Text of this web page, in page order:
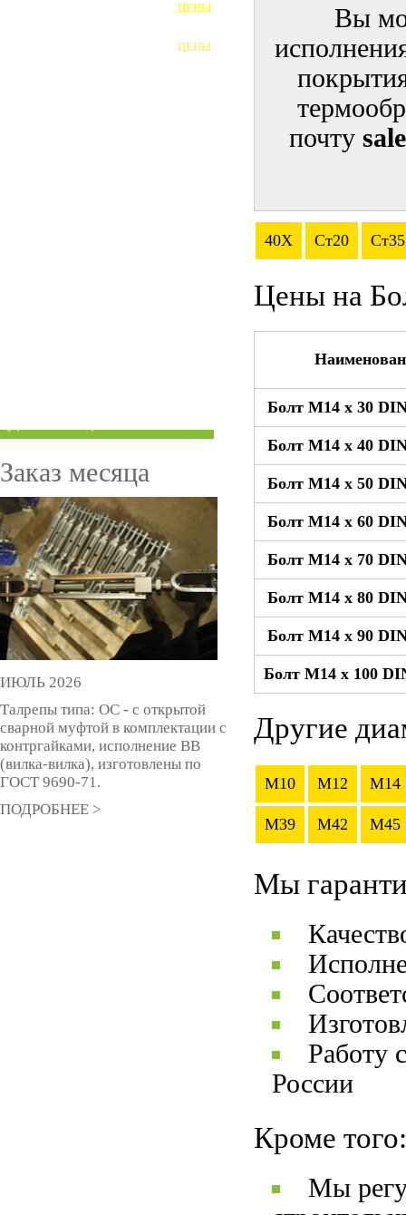
Вы
почту
40Х Ст20 Ст35
Цены на
Болт М14 x 30
Болт М14 x 40
Болт М14 x 50
Болт М14 x 60
Болт М14 x 70
Болт М14 x 80
Болт М14 x 90
Болт М14 x 100
Другие
M10 M12 M14
M39 M42 M45
Мы
Работу
России
Кроме того:
Мы
ЦЕНЫ
ЦЕНЫ
Заказ месяца
ИЮЛЬ 2026
Талрепы типа: ОС - с открытой
сварной муфтой в комплектации с
контргайками, исполнение ВВ
(вилка-вилка), изготовлены по
ГОСТ 9690-71.
ПОДРОБНЕЕ >